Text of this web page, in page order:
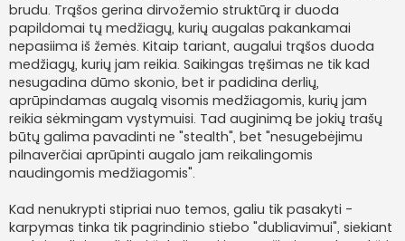
brudu. Trąšos gerina dirvožemio struktūrą ir duoda
papildomai tų medžiagų, kurių augalas pakankamai
nepasiima iš žemės. Kitaip tariant, augalui trąšos duoda
medžiagų, kurių jam reikia. Saikingas tręšimas ne tik kad
nesugadina dūmo skonio, bet ir padidina derlių,
aprūpindamas augalą visomis medžiagomis, kurių jam
reikia sėkmingam vystymuisi. Tad auginimą be jokių trašų
būtų galima pavadinti ne "stealth", bet "nesugebėjimu
pilnaverčiai aprūpinti augalo jam reikalingomis
naudingomis medžiagomis".
Kad nenukrypti stipriai nuo temos, galiu tik pasakyti -
karpymas tinka tik pagrindinio stiebo "dubliavimui", siekiant